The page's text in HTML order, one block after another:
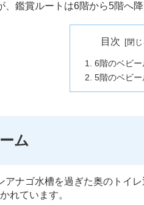
鑑賞ルートは6階から5階へ
目次
6階のベビー
5階のベビー
ム
ナゴ水槽を過ぎた奥のトイレ
れています。